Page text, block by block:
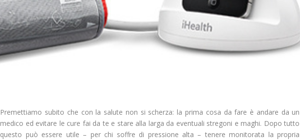
Premettiamo subito che con la salute non si scherza: la prima cosa da fare è andare da un
medico ed evitare le cure fai da te e stare alla larga da eventuali stregoni e maghi. Dopo tutto
questo può essere utile – per chi soffre di pressione alta – tenere monitorata la propria